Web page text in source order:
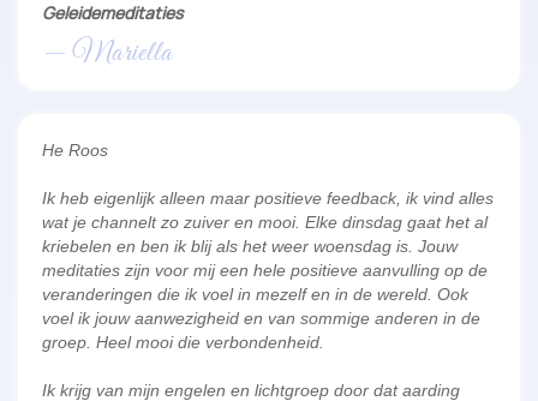
Geleidemeditaties
— Mariella
He Roos
Ik heb eigenlijk alleen maar positieve feedback, ik vind alles
wat je channelt zo zuiver en mooi. Elke dinsdag gaat het al
kriebelen en ben ik blij als het weer woensdag is. Jouw
meditaties zijn voor mij een hele positieve aanvulling op de
veranderingen die ik voel in mezelf en in de wereld. Ook
voel ik jouw aanwezigheid en van sommige anderen in de
groep. Heel mooi die verbondenheid.
Ik krijg van mijn engelen en lichtgroep door dat aarding